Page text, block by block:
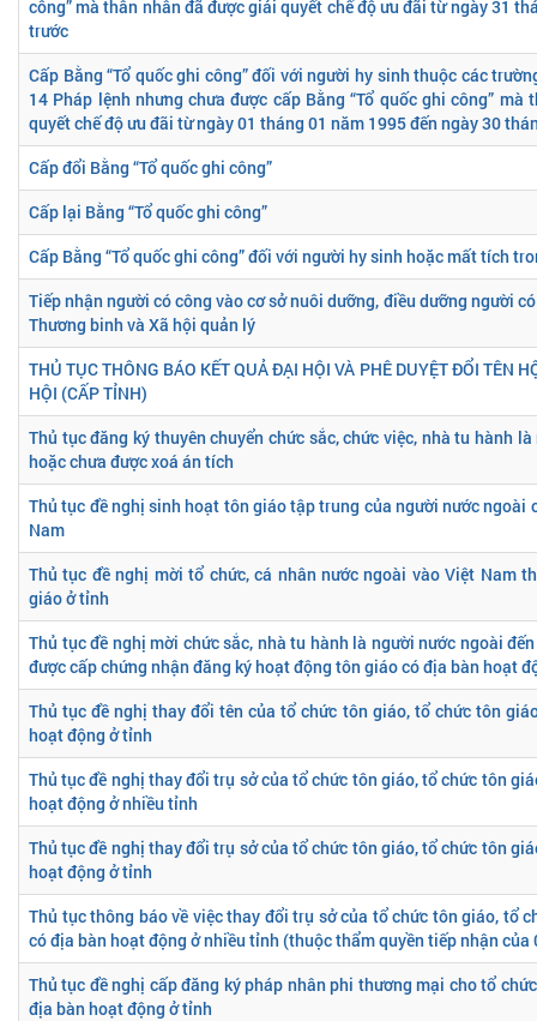
công” mà thân nhân đã được giải quyết chế độ ưu đãi từ ngày 31
trước
Cấp Bằng “Tổ quốc ghi công” đối với người hy sinh thuộc các
14 Pháp lệnh nhưng chưa được cấp Bằng “Tổ quốc ghi công” mà
quyết chế độ ưu đãi từ ngày 01 tháng 01 năm 1995 đến ngày 30
Cấp đổi Bằng “Tổ quốc ghi công”
Cấp lại Bằng “Tổ quốc ghi công”
Cấp Bằng “Tổ quốc ghi công” đối với người hy sinh hoặc mất tích
Tiếp nhận người có công vào cơ sở nuôi dưỡng, điều dưỡng người
Thương binh và Xã hội quản lý
THỦ TỤC THÔNG BÁO KẾT QUẢ ĐẠI HỘI VÀ PHÊ DUYỆT ĐỔI TÊN
HỘI (CẤP TỈNH)
Thủ tục đăng ký thuyên chuyển chức sắc, chức việc, nhà tu hành
hoặc chưa được xoá án tích
Thủ tục đề nghị sinh hoạt tôn giáo tập trung của người nước ngoài
Nam
Thủ tục đề nghị mời tổ chức, cá nhân nước ngoài vào Việt Nam
giáo ở tỉnh
Thủ tục đề nghị mời chức sắc, nhà tu hành là người nước ngoài
được cấp chứng nhận đăng ký hoạt động tôn giáo có địa bàn hoạt
Thủ tục đề nghị thay đổi tên của tổ chức tôn giáo, tổ chức tôn
hoạt động ở tỉnh
Thủ tục đề nghị thay đổi trụ sở của tổ chức tôn giáo, tổ chức tôn
hoạt động ở nhiều tỉnh
Thủ tục đề nghị thay đổi trụ sở của tổ chức tôn giáo, tổ chức tôn
hoạt động ở tỉnh
Thủ tục thông báo về việc thay đổi trụ sở của tổ chức tôn giáo, tổ
có địa bàn hoạt động ở nhiều tỉnh (thuộc thẩm quyền tiếp nhận của
Thủ tục đề nghị cấp đăng ký pháp nhân phi thương mại cho tổ
địa bàn hoạt động ở tỉnh